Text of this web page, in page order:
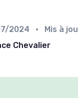
2024 • Mis à
Chevalier